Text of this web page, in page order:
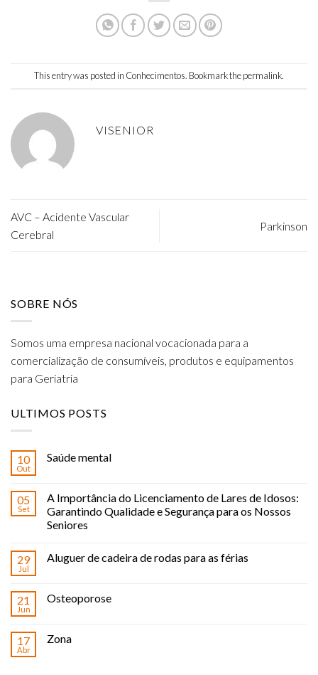
This entry was posted in Conhecimentos. Bookmark thepermalink.
VISENIOR
AVC – Acidente Vascular
Cerebral
Parkinson
SOBRE NÓS
Somos uma empresa nacional vocacionada para a
comercialização de consumíveis, produtos e equipamentos
para Geriatria
ULTIMOS POSTS
10
Out
Saúde mental
05
Set
A Importância do Licenciamento de Lares de Idosos:
Garantindo Qualidade e Segurança para os Nossos
Seniores
29
Jul
Aluguer de cadeira de rodas para as férias
21
Jun
Osteoporose
17
Abr
Zona